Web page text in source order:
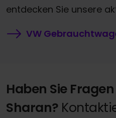
entdecken Sie unsere
VW
Haben Sie
Sharan?